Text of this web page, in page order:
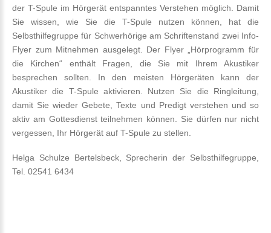
der T-Spule im Hörgerät entspanntes Verstehen möglich. Damit
Sie wissen, wie Sie die T-Spule nutzen können, hat die
Selbsthilfegruppe für Schwerhörige am Schriftenstand zwei Info-
Flyer zum Mitnehmen ausgelegt. Der Flyer „Hörprogramm für
die Kirchen“ enthält Fragen, die Sie mit Ihrem Akustiker
besprechen sollten. In den meisten Hörgeräten kann der
Akustiker die T-Spule aktivieren. Nutzen Sie die Ringleitung,
damit Sie wieder Gebete, Texte und Predigt verstehen und so
aktiv am Gottesdienst teilnehmen können. Sie dürfen nur nicht
vergessen, Ihr Hörgerät auf T-Spule zu stellen.
Helga Schulze Bertelsbeck, Sprecherin der Selbsthilfegruppe,
Tel. 02541 6434